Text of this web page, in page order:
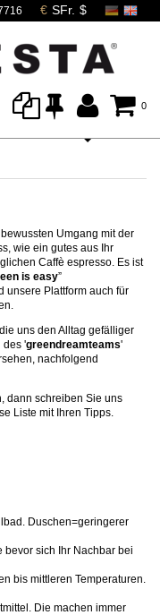
0
Umgang mit der
wie ein gutes aus Ihr
Caffè espresso. Es ist
is easy”
unsere Plattform auch für
uns den Alltag gefälliger
des 'greendreamteams'
nachfolgend
dann schreiben Sie uns
Liste mit Ihren Tipps.
Duschen=geringerer
bevor sich Ihr Nachbar bei
bis mittleren Temperaturen.
Die machen immer